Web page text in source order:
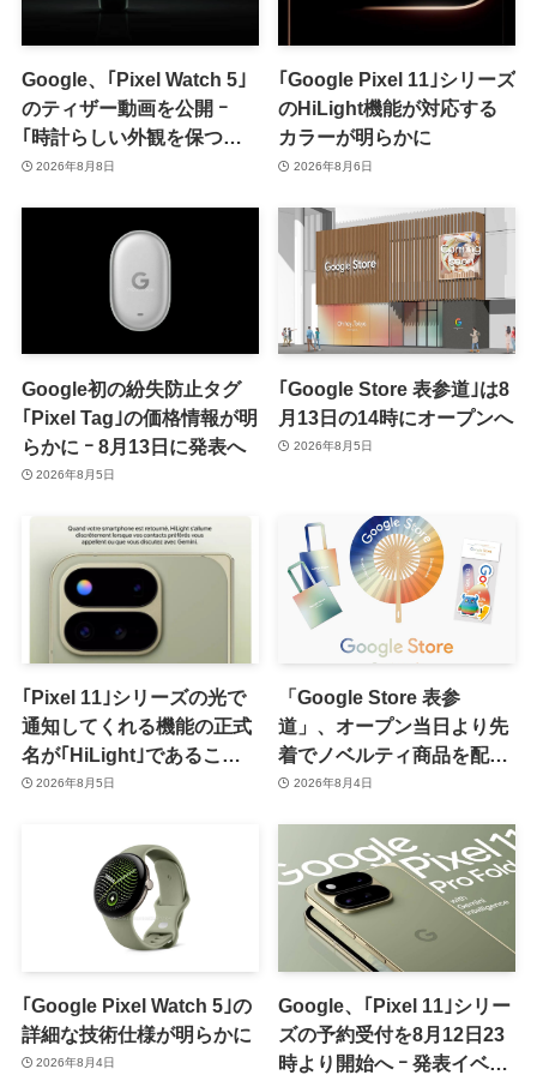
Google、｢Pixel Watch 5｣
のティザー動画を公開 ｰ
｢時計らしい外観を保つ品
格｣をアピール
2026年8月8日
｢Google Pixel 11｣シリーズ
のHiLight機能が対応する
カラーが明らかに
2026年8月6日
Google初の紛失防止タグ
｢Pixel Tag｣の価格情報が明
らかに ｰ 8月13日に発表へ
2026年8月5日
｢Google Store 表参道｣は8
月13日の14時にオープンへ
2026年8月5日
｢Pixel 11｣シリーズの光で
通知してくれる機能の正式
名が｢HiLight｣であること
が確認される
2026年8月5日
「Google Store 表参
道」、オープン当日より先
着でノベルティ商品を配布
へ2026年8月4日
｢Google Pixel Watch 5｣の
詳細な技術仕様が明らかに
2026年8月4日
Google、｢Pixel 11｣シリー
ズの予約受付を8月12日23
時より開始へ ｰ 発表イベン